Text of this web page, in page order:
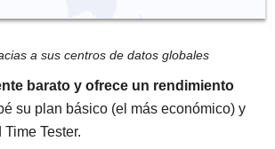
a sus centros de datos globales
barato y ofrece un rendimiento
su plan básico (el más económico) y
Tester.